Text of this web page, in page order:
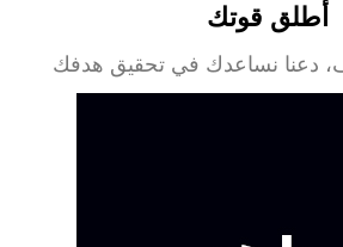
أطلق قوتك
نساعدك في تحقيق هدفك